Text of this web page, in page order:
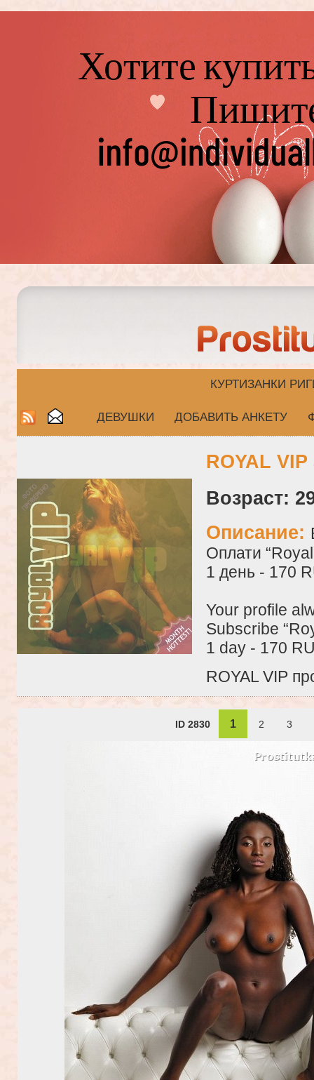
КУРТИЗАНКИ
ДЕВУШКИ ДОБАВИТЬ АНКЕТУ
ROYAL
Возраст:
Описание:
Оплати
1 день - 170
Your profile
Subscribe
1 day - 170
ROYAL VIP
ID 2830 1 2 3